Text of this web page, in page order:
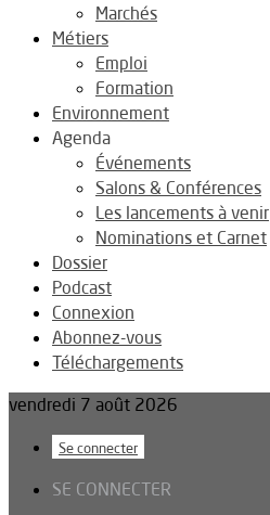
Marchés
Métiers
Emploi
Formation
Environnement
Agenda
Événements
Salons & Conférences
Les lancements à venir
Nominations et Carnet
Dossier
Podcast
Connexion
Abonnez-vous
Téléchargements
vendredi 7 août 2026
Se connecter
SE CONNECTER